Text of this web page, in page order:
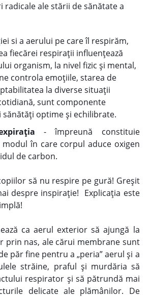
radicale ale stării de sănătate a
si a aerului pe care îl respirăm,
fiecărei respirații influențează
organism, la nivel fizic și mental,
controla emoțiile, starea de
la diverse situații
sunt componente
sănătăți optime și echilibrate.
- împreună constituie
în care corpul aduce oxigen
de carbon.
să nu respire pe gură! Greșit
despre inspirație! Explicația este
ca aerul exterior să ajungă la
prin nas, ale cărui membrane sunt
păr fine pentru a „peria” aerul și a
străine, praful și murdăria să
respirator și să pătrundă mai
delicate ale plămânilor. De